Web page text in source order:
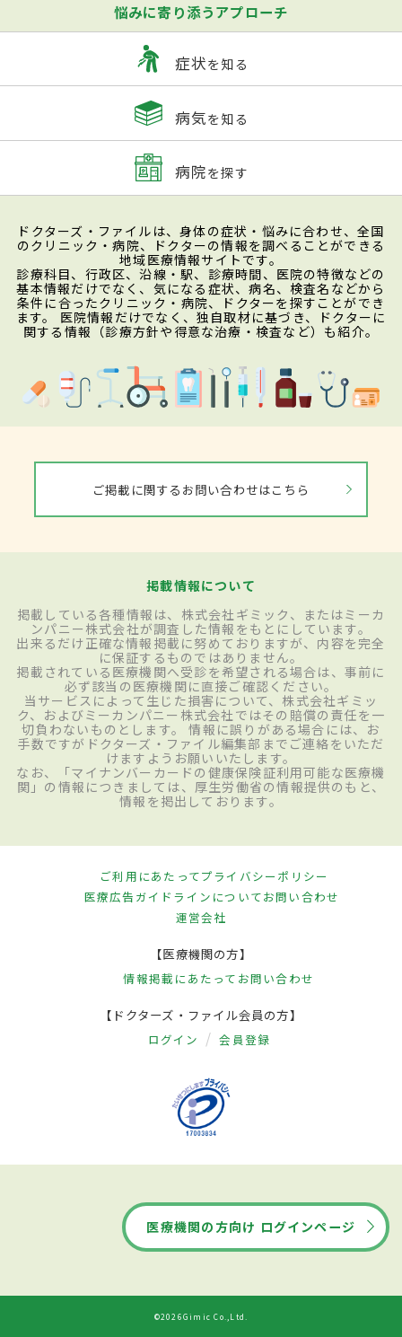
悩みに寄り添うアプローチ
症状を知る
病気を知る
病院を探す
ドクターズ・ファイルは、身体の症状・悩みに合わせ、全国
のクリニック・病院、ドクターの情報を調べることができる
地域医療情報サイトです。
診療科目、行政区、沿線・駅、診療時間、医院の特徴などの
基本情報だけでなく、気になる症状、病名、検査名などから
条件に合ったクリニック・病院、ドクターを探すことができ
ます。 医院情報だけでなく、独自取材に基づき、ドクターに
関する情報（診療方針や得意な治療・検査など）も紹介。
ご掲載に関するお問い合わせはこちら
掲載情報について
掲載している各種情報は、株式会社ギミック、またはミーカ
ンパニー株式会社が調査した情報をもとにしています。
出来るだけ正確な情報掲載に努めておりますが、内容を完全
に保証するものではありません。
掲載されている医療機関へ受診を希望される場合は、事前に
必ず該当の医療機関に直接ご確認ください。
当サービスによって生じた損害について、株式会社ギミッ
ク、およびミーカンパニー株式会社ではその賠償の責任を一
切負わないものとします。 情報に誤りがある場合には、お
手数ですがドクターズ・ファイル編集部までご連絡をいただ
けますようお願いいたします。
なお、「マイナンバーカードの健康保険証利用可能な医療機
関」の情報につきましては、厚生労働省の情報提供のもと、
情報を掲出しております。
ご利用にあたってプライバシーポリシー
医療広告ガイドラインについてお問い合わせ
運営会社
【医療機関の方】
情報掲載にあたって お問い合わせ
【ドクターズ・ファイル会員の方】
ログイン 会員登録
医療機関の方向け ログインページ
©2026Gimic Co.,Ltd.